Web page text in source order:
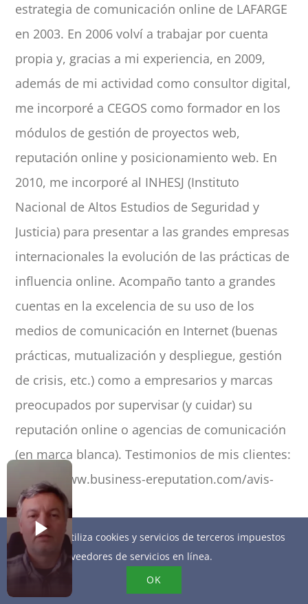
estrategia de comunicación online de LAFARGE
en 2003. En 2006 volví a trabajar por cuenta
propia y, gracias a mi experiencia, en 2009,
además de mi actividad como consultor digital,
me incorporé a CEGOS como formador en los
módulos de gestión de proyectos web,
reputación online y posicionamiento web. En
2010, me incorporé al INHESJ (Instituto
Nacional de Altos Estudios de Seguridad y
Justicia) para presentar a las grandes empresas
internacionales la evolución de las prácticas de
influencia online. Acompaño tanto a grandes
cuentas en la excelencia de su uso de los
medios de comunicación en Internet (buenas
prácticas, mutualización y despliegue, gestión
de crisis, etc.) como a empresarios y marcas
preocupados por supervisar (y cuidar) su
reputación online o agencias de comunicación
(en marca blanca). Testimonios de mis clientes:
https://www.business-ereputation.com/avis-
clients/
Related Posts
Este sitio utiliza cookies y servicios de terceros impuestos
por los proveedores de servicios en línea.
OK